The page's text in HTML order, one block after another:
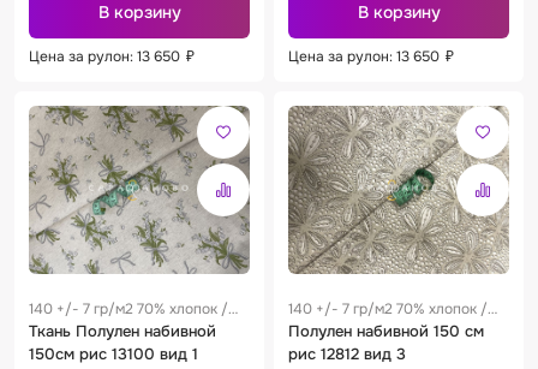
В корзину
Цена за рулон: 13 650 ₽
В корзину
Цена за рулон: 13 650 ₽
140 +/- 7 гр/м2 70% хлопок /
30% лен 0.28 м
Ткань Полулен набивной
150см рис 13100 вид 1
140 +/- 7 гр/м2 70% хлопок /
30% лен 0.28 м
Полулен набивной 150 см
рис 12812 вид 3